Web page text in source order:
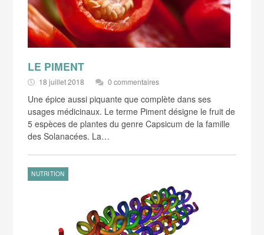
LE PIMENT
18 juillet 2018 0 commentaires
Une épice aussi piquante que complète dans ses
usages médicinaux. Le terme Piment désigne le fruit de
5 espèces de plantes du genre Capsicum de la famille
des Solanacées. La…
NUTRITION